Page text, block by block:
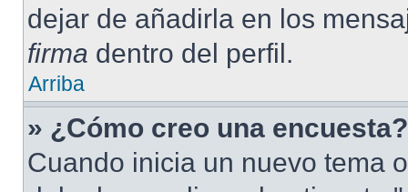
dejar de añadirla en los
firma dentro del perfil.
Arriba
» ¿Cómo creo una encuesta?
Cuando inicia un nuevo tema